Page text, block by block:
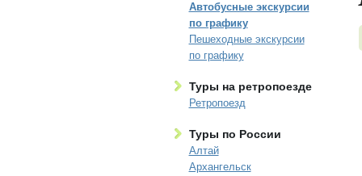
Автобусные экскурсии
по графику
Пешеходные экскурсии
по графику
Туры на ретропоезде
Ретропоезд
Туры по России
Алтай
Архангельск